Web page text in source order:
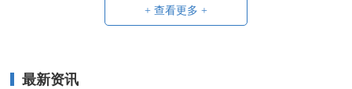
+ 查看更多 +
最新资讯